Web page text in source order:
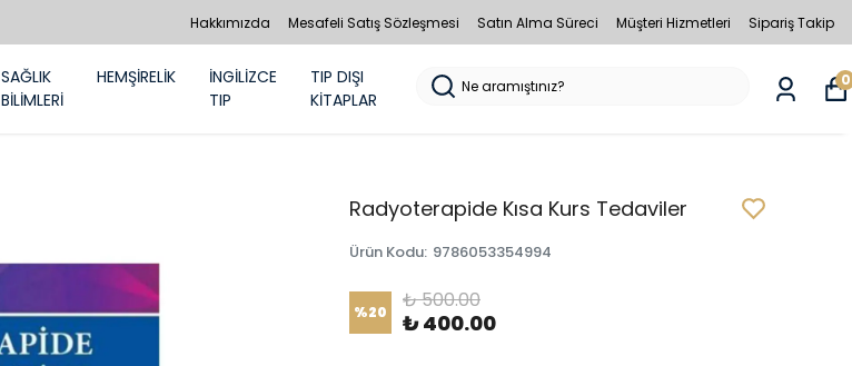
Hakkımızda Mesafeli Satış Sözleşmesi Satın Alma Süreci Müşteri Hizmetleri Sipariş Takip
SAĞLIK
BİLİMLERİ
HEMŞİRELİK
İNGİLİZCE
TIP
TIP DIŞI
KİTAPLAR
0
Radyoterapide Kısa Kurs Tedaviler
Ürün Kodu: 9786053354994
%20 ₺ 500.00
₺ 400.00